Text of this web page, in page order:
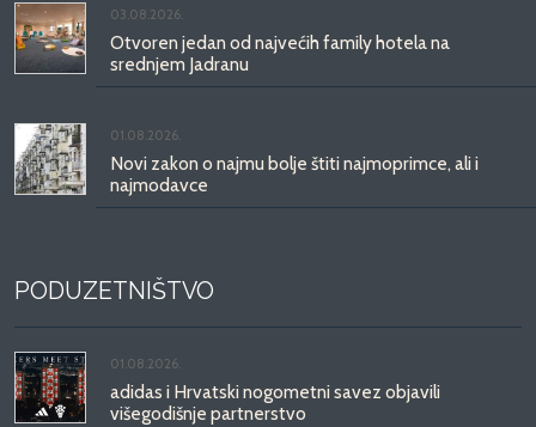
03.08.2026.
Otvoren jedan od najvećih family hotela na
srednjem Jadranu
01.08.2026.
Novi zakon o najmu bolje štiti najmoprimce, ali i
najmodavce
PODUZETNIŠTVO
01.08.2026.
adidas i Hrvatski nogometni savez objavili
višegodišnje partnerstvo